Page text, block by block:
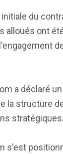
du
ont
a déclaré
la structure
stratégiques.
s'est